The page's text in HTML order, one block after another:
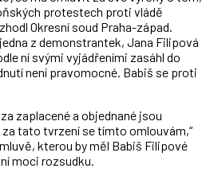
protestech proti vládě
Okresní soud Praha-západ.
z demonstrantek, Jana Filipová
ní svými vyjádřeními zasáhl do
není pravomocné. Babiš se proti
zaplacené a objednané jsou
tato tvrzení se tímto omlouvám,“
kterou by měl Babiš Filipové
moci rozsudku.